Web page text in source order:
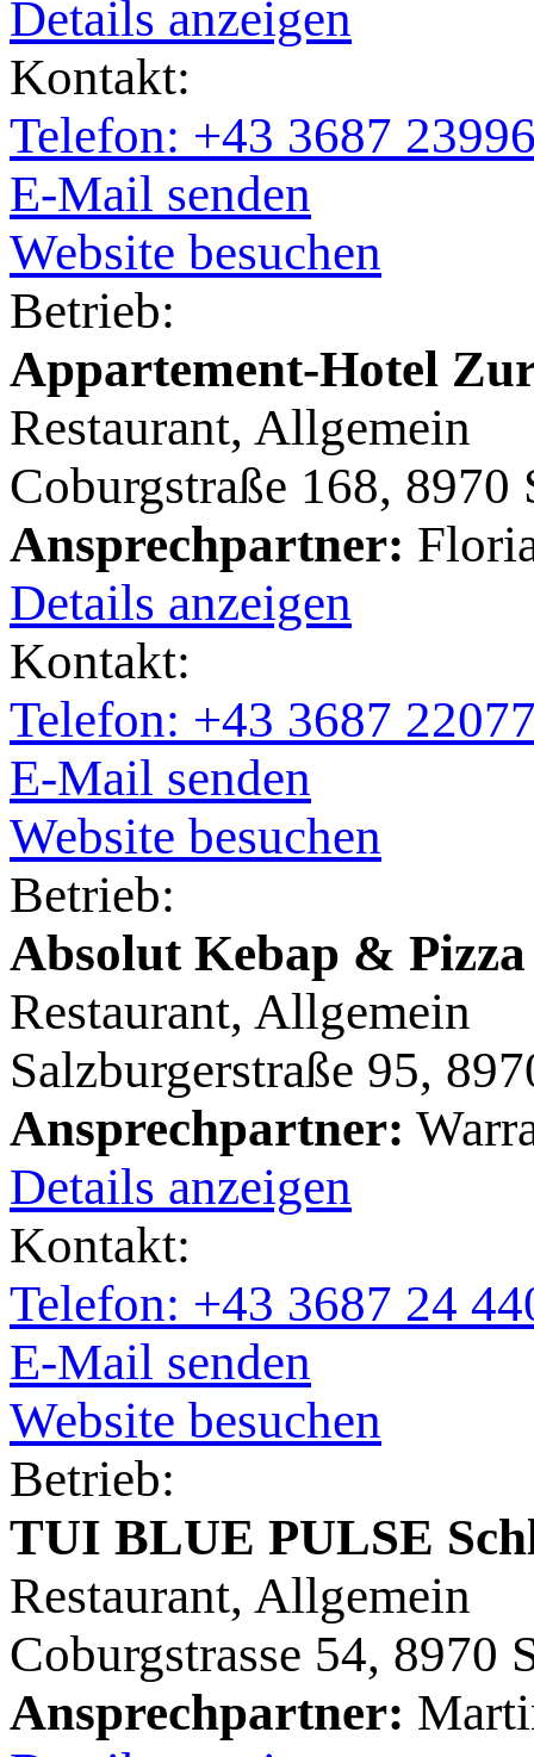
Details anzeigen
Kontakt:
Telefon: +43 3687
E-Mail senden
Website besuchen
Betrieb:
Appartement-Hotel
Restaurant, Allgemein
Coburgstraße 168, 8970
Ansprechpartner:
Details anzeigen
Kontakt:
Telefon: +43 3687
E-Mail senden
Website besuchen
Betrieb:
Absolut Kebap & Pizza
Restaurant, Allgemein
Salzburgerstraße 95,
Ansprechpartner:
Details anzeigen
Kontakt:
Telefon: +43 3687 24
E-Mail senden
Website besuchen
Betrieb:
TUI BLUE PULSE
Restaurant, Allgemein
Coburgstrasse 54, 8970
Ansprechpartner: